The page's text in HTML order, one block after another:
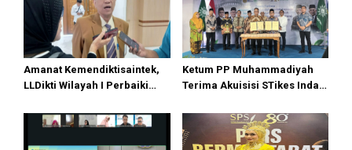
Amanat Kemendiktisaintek,
LLDikti Wilayah I Perbaiki
di Sumut Lakukan Merger
Ketum PP Muhammadiyah
Terima Akuisisi STikes Indah
University